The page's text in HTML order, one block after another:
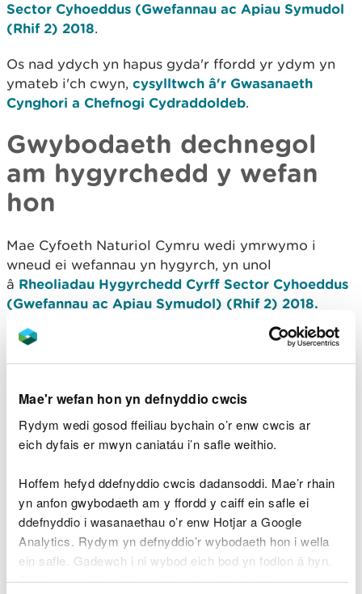
Mae'r wefan hon yn defnyddio cwcis
Rydym wedi gosod ffeiliau bychain o’r enw cwcis ar
eich dyfais er mwyn caniatáu i’n safle weithio.
Hoffem hefyd ddefnyddio cwcis dadansoddi. Mae’r rhain
yn anfon gwybodaeth am y ffordd y caiff ein safle ei
ddefnyddio i wasanaethau o’r enw Hotjar a Google
Analytics. Rydym yn defnyddio’r wybodaeth hon i wella
ein safle. Gadewch i ni wybod eich bod yn fodlon â hyn.
Byddwn yn defnyddio cwci i gadw eich dewis.
Sector Cyhoeddus (Gwefannau ac Apiau Symudol
(Rhif 2) 2018.
Os nad ydych yn hapus gyda'r ffordd yr ydym yn
ymateb i'ch cwyn, cysylltwch â'r Gwasanaeth
Cynghori a Chefnogi Cydraddoldeb.
Gwybodaeth dechnegol
am hygyrchedd y wefan
hon
Mae Cyfoeth Naturiol Cymru wedi ymrwymo i
wneud ei wefannau yn hygyrch, yn unol
â Rheoliadau Hygyrchedd Cyrff Sector Cyhoeddus
(Gwefannau ac Apiau Symudol) (Rhif 2) 2018.
Statws cydymffurfio
AACanllawiau Hygyrchedd Cynnwys Gwefannau
(WCAG) fersiwn 2.2, yn sgil yr achosion o ddiffyg
cydymffurfio a restrir isod.
Cynnwys nad yw’n
hygyrch
Nid yw'r cynnwys a restrir isod yn hygyrch am y
rhesymau canlynol: